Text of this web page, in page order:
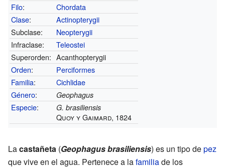
Filo:
Chordata
Clase:
Actinopterygii
Subclase:
Neopterygii
Infraclase:
Teleostei
Superorden: Acanthopterygii
Orden:
Perciformes
Familia:
Cichlidae
Género: Geophagus
Especie: G. brasiliensis
Quoy y Gaimard, 1824
Lacastañeta (Geophagus brasiliensis) es un tipo depez
que vive en el agua. Pertenece a lafamiliade los